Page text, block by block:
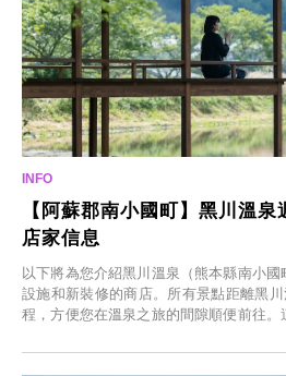
【阿蘇郡南小國町】黑川溫
店家信息
以下將為您介紹黑川溫泉（熊本縣南小
設施和新裝修的商店。所有景點距離黑
程，方便您在溫泉之旅的間隙順便前往
食材的餐廳。讓您體驗黑川溫泉的全新樂